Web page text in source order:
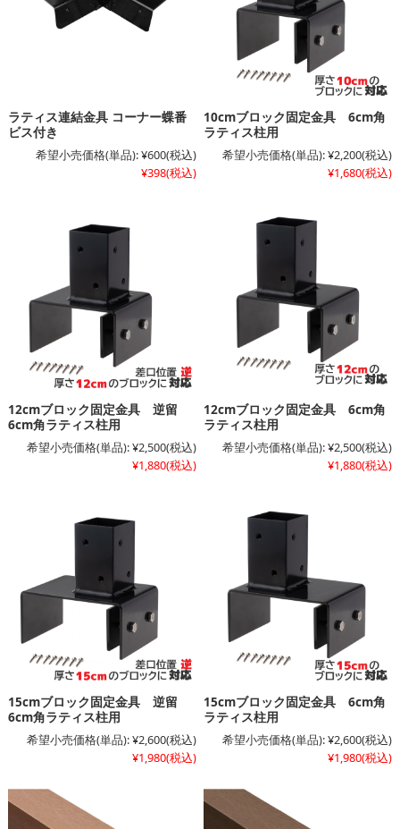
ラティス連結金具 コーナー蝶番
ビス付き
希望小売価格(単品):¥600(税込)
¥398(税込)
10cmブロック固定金具 6cm角
ラティス柱用
希望小売価格(単品):¥2,200(税込)
¥1,680(税込)
12cmブロック固定金具 逆留
6cm角ラティス柱用
希望小売価格(単品):¥2,500(税込)
¥1,880(税込)
12cmブロック固定金具 6cm角
ラティス柱用
希望小売価格(単品):¥2,500(税込)
¥1,880(税込)
15cmブロック固定金具 逆留
6cm角ラティス柱用
希望小売価格(単品):¥2,600(税込)
¥1,980(税込)
15cmブロック固定金具 6cm角
ラティス柱用
希望小売価格(単品):¥2,600(税込)
¥1,980(税込)